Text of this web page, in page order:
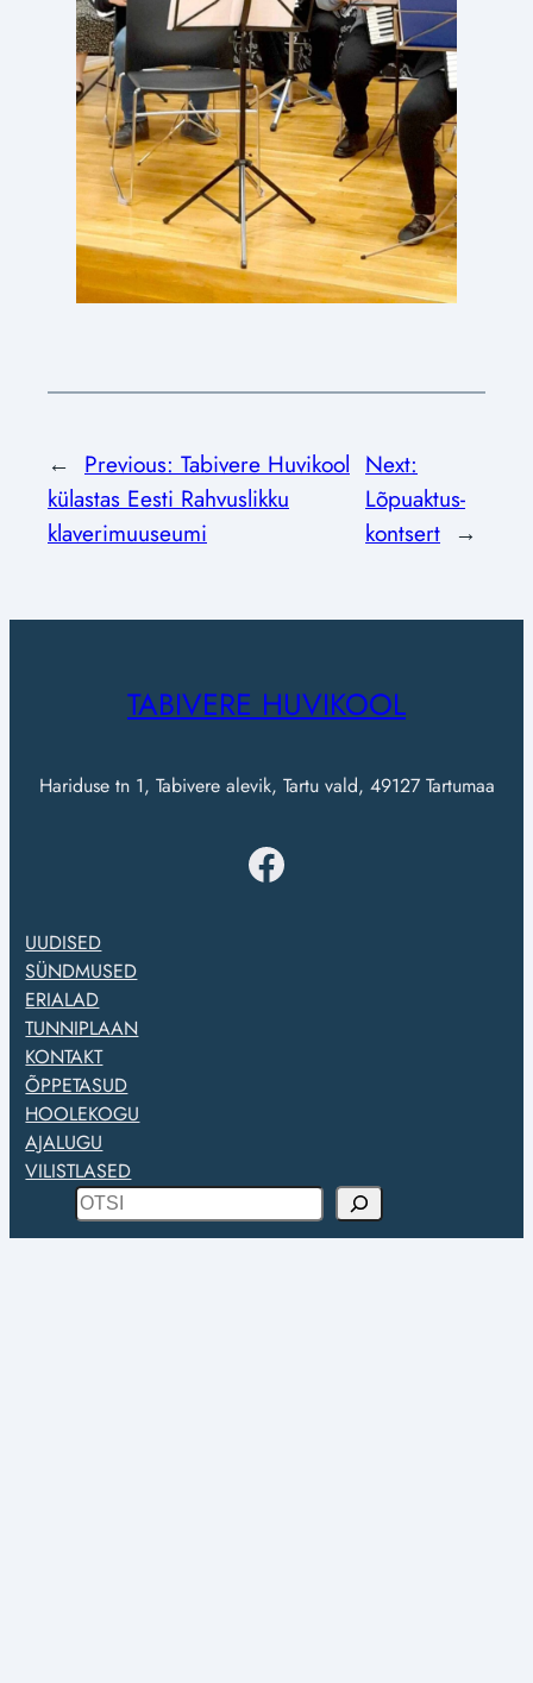
← Previous: Tabivere Huvikool
külastas Eesti Rahvuslikku
klaverimuuseumi
Next:
Lõpuaktus-
kontsert →
TABIVERE HUVIKOOL
Hariduse tn 1, Tabivere alevik, Tartu vald, 49127 Tartumaa
Facebook
UUDISED
SÜNDMUSED
ERIALAD
TUNNIPLAAN
KONTAKT
ÕPPETASUD
HOOLEKOGU
AJALUGU
VILISTLASED
t